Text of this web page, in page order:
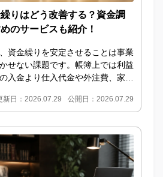
りはどう改善する？資金調
のサービスも紹介！
資金繰りを安定させることは事業
せない課題です。帳簿上では利益
入金より仕入代金や外注費、家
新日：2026.07.29 公開日：2026.07.29